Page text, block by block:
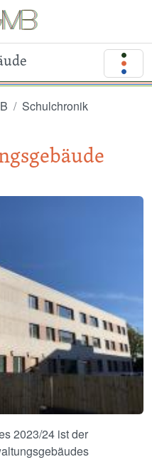
Schulchronik
2023/24 ist der